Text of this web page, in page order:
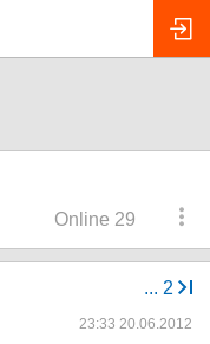
Online 29
... 2
23:33 20.06.2012